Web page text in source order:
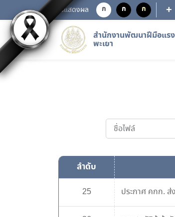
การแสดงผล ก ก ก +
สำนักงานพัฒนาฝีมือแร
พะเยา
ลำดับ
25 ประกาศ คกก. ส่